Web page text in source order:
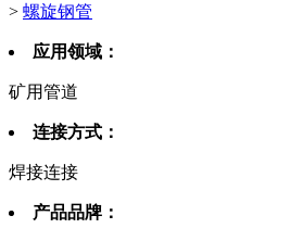
> 螺旋钢管
应用领域：
矿用管道
连接方式：
焊接连接
产品品牌：